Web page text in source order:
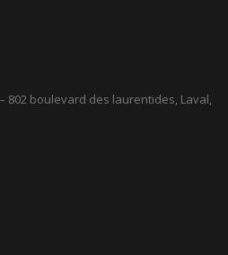
802 boulevard des laurentides, Laval,